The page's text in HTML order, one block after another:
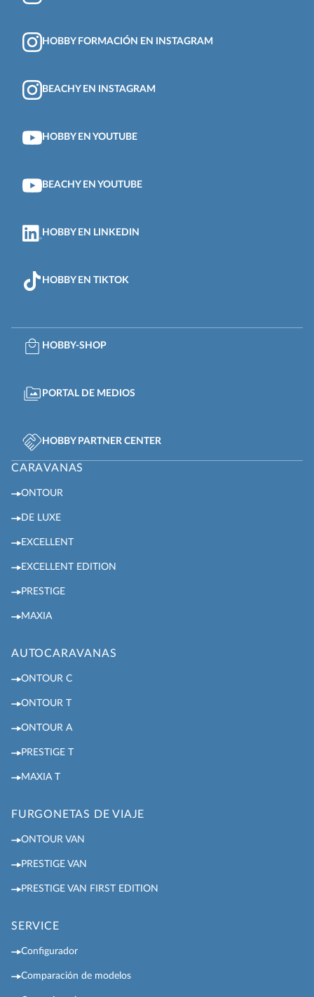
HOBBY FORMACIÓN EN INSTAGRAM
BEACHY EN INSTAGRAM
HOBBY EN YOUTUBE
BEACHY EN YOUTUBE
HOBBY EN LINKEDIN
HOBBY EN TIKTOK
HOBBY-SHOP
PORTAL DE MEDIOS
HOBBY PARTNER CENTER
CARAVANAS
ONTOUR
DE LUXE
EXCELLENT
EXCELLENT EDITION
PRESTIGE
MAXIA
AUTOCARAVANAS
ONTOUR C
ONTOUR T
ONTOUR A
PRESTIGE T
MAXIA T
FURGONETAS DE VIAJE
ONTOUR VAN
PRESTIGE VAN
PRESTIGE VAN FIRST EDITION
SERVICE
Configurador
Comparación de modelos